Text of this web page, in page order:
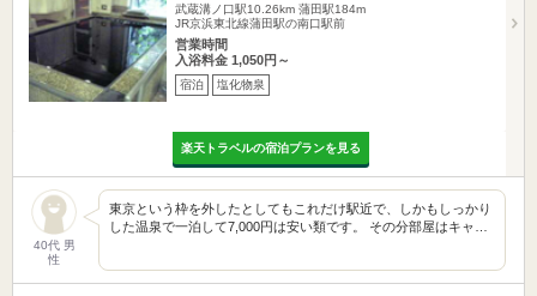
武蔵溝ノ口駅10.26km 蒲田駅184m
JR京浜東北線蒲田駅の南口駅前
営業時間
入浴料金 1,050円～
宿泊 塩化物泉
楽天トラベルの宿泊プランを見る
40代 男
性
東京という枠を外したとしてもこれだけ駅近で、しかもしっかり
した温泉で一泊して7,000円は安い類です。 その分部屋はキャ…